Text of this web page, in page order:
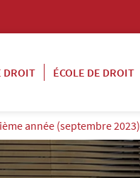
DROIT
ÉCOLE DE DROIT
année (septembre 2023)